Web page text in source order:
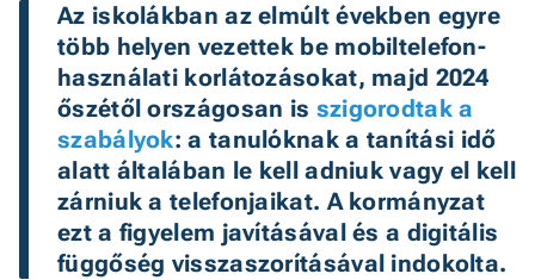
Az iskolákban az elmúlt években egyre
több helyen vezettek be mobiltelefon-
használati korlátozásokat, majd 2024
őszétől országosan is szigorodtak a
szabályok: a tanulóknak a tanítási idő
alatt általában le kell adniuk vagy el kell
zárniuk a telefonjaikat. A kormányzat
ezt a figyelem javításával és a digitális
függőség visszaszorításával indokolta.